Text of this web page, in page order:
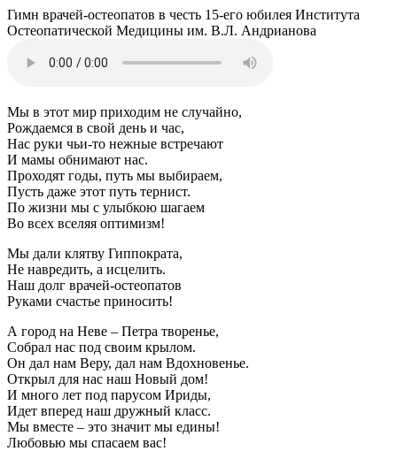
Гимн врачей-остеопатов в честь 15-его юбилея Института
Остеопатической Медицины им. В.Л. Андрианова
Мы в этот мир приходим не случайно,
Рождаемся в свой день и час,
Нас руки чьи-то нежные встречают
И мамы обнимают нас.
Проходят годы, путь мы выбираем,
Пусть даже этот путь тернист.
По жизни мы с улыбкою шагаем
Во всех вселяя оптимизм!
Мы дали клятву Гиппократа,
Не навредить, а исцелить.
Наш долг врачей-остеопатов
Руками счастье приносить!
А город на Неве – Петра творенье,
Собрал нас под своим крылом.
Он дал нам Веру, дал нам Вдохновенье.
Открыл для нас наш Новый дом!
И много лет под парусом Ириды,
Идет вперед наш дружный класс.
Мы вместе – это значит мы едины!
Любовью мы спасаем вас!